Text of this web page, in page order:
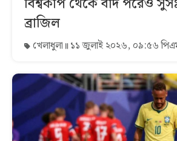
ব্রাজিল
খেলাধুলা ১১ জুলাই ২০২৬, ০৯:৫৬